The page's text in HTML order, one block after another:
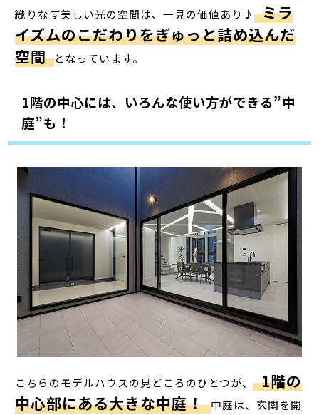
織りなす美しい光の空間は、一見の価値あり♪ ミラ
イズムのこだわりをぎゅっと詰め込んだ
空間 となっています。
1階の中心には、いろんな使い方ができる”中
庭”も！
こちらのモデルハウスの見どころのひとつが、 1階の
中心部にある大きな中庭！ 中庭は、玄関を開